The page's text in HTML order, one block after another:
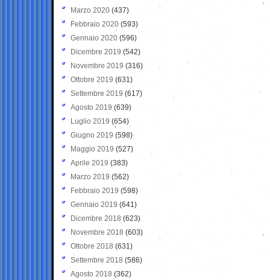
Marzo 2020 (437)
Febbraio 2020 (593)
Gennaio 2020 (596)
Dicembre 2019 (542)
Novembre 2019 (316)
Ottobre 2019 (631)
Settembre 2019 (617)
Agosto 2019 (639)
Luglio 2019 (654)
Giugno 2019 (598)
Maggio 2019 (527)
Aprile 2019 (383)
Marzo 2019 (562)
Febbraio 2019 (598)
Gennaio 2019 (641)
Dicembre 2018 (623)
Novembre 2018 (603)
Ottobre 2018 (631)
Settembre 2018 (586)
Agosto 2018 (362)